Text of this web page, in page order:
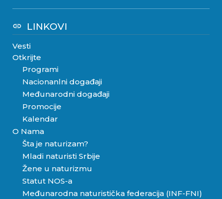
link LINKOVI
Vesti
Otkrijte
Programi
Nacionanlni događaji
Međunarodni događaji
Promocije
Kalendar
O Nama
Šta je naturizam?
Mladi naturisti Srbije
Žene u naturizmu
Statut NOS-a
Međunarodna naturistička federacija (INF-FNI)